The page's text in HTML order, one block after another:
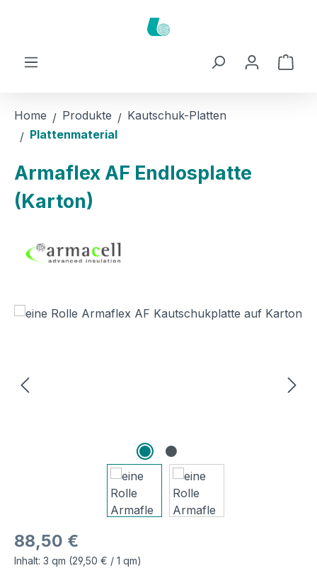
Home Produkte
Kautschuk-Platten
Plattenmaterial
Armaflex AF Endlosplatte
(Karton)
Bildergalerie überspringen
Regulärer Preis:
88,50 €
Inhalt: 3 qm (29,50 € / 1 qm)